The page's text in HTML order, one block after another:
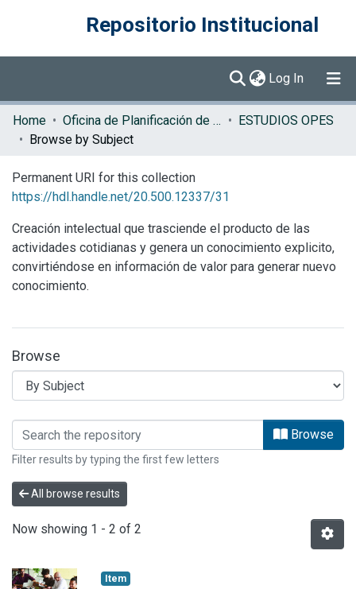
Repositorio Institucional
Log In (current)
Communities & Collections
Browse DSpace
Home Oficina de Planificación de la Educación Superior (OPES)
ESTUDIOS OPES
Browse by Subject
Permanent URI for this collection
https://hdl.handle.net/20.500.12337/31
Creación intelectual que trasciende el producto de las
actividades cotidianas y genera un conocimiento explicito,
convirtiéndose en información de valor para generar nuevo
conocimiento.
Browse
Browsing ESTUDIOS OPES by Browse
Filter results by typing the first few letters
All browse results
Now showing 1 - 2 of 2
Item